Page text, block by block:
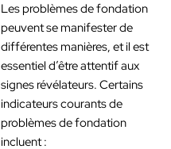
Les problèmes de fondation
peuvent se manifester de
différentes manières, et il est
essentiel d’être attentif aux
signes révélateurs. Certains
indicateurs courants de
problèmes de fondation
incluent :